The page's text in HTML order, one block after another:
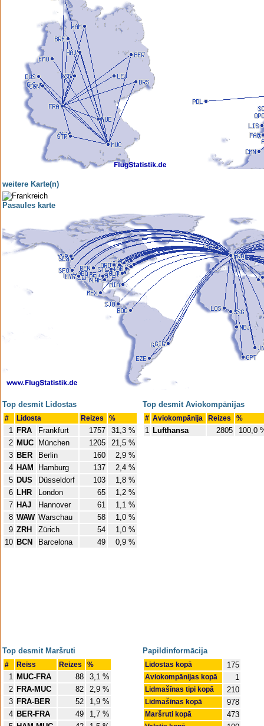
weitere Karte(n)
Pasaules karte
Top desmit Lidostas
# Lidosta Reizes %
1 FRA Frankfurt 1757
31,3 %
2 MUC München 1205
21,5 %
3 BER Berlin 160
2,9 %
4 HAM Hamburg 137
2,4 %
5 DUS Düsseldorf 103
1,8 %
6 LHR London 65
1,2 %
7 HAJ Hannover 61
1,1 %
8 WAW Warschau 58
1,0 %
9 ZRH Zürich 54
1,0 %
10 BCN Barcelona 49 0,9 %
Top desmit Aviokompānijas
# Aviokompānija Reizes %
1 Lufthansa 2805 100,0
Top desmit Maršruti
# Reiss Reizes %
1 MUC-FRA 88
3,1 %
2 FRA-MUC 82
2,9 %
3 FRA-BER 52
1,9 %
4 BER-FRA 49
1,7 %
Papildinformācija
Lidostas kopā 175
Aviokompānijas kopā 1
Lidmašīnas tipi kopā 210
Lidmašīnas kopā 978
Maršruti kopā 473